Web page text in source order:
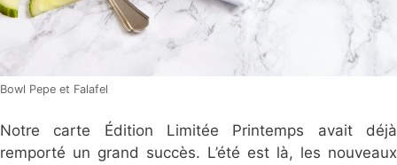
Bowl Pepe et Falafel
Notre carte Édition Limitée Printemps avait déjà
remporté un grand succès. L’été est là, les nouveaux